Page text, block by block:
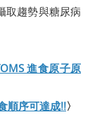
取趨勢與糖尿病
進食原子原
順序可達成!!〉